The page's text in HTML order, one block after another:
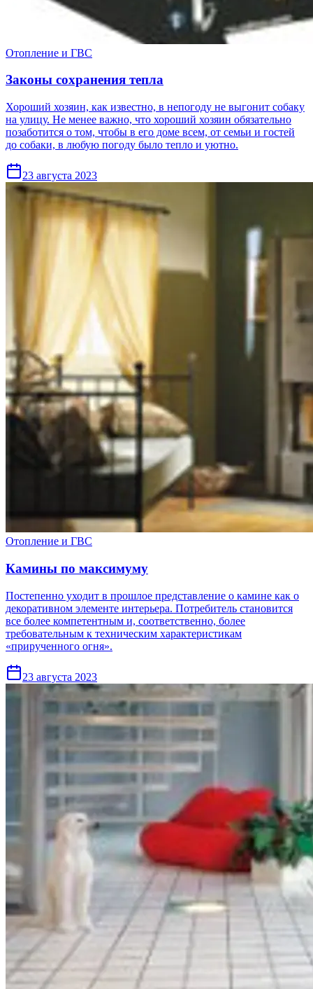
Отопление и ГВС
Законы сохранения тепла
Хороший хозяин, как известно, в непогоду не выгонит собаку
на улицу. Не менее важно, что хороший хозяин обязательно
позаботится о том, чтобы в его доме всем, от семьи и гостей
до собаки, в любую погоду было тепло и уютно.
23 августа 2023
Отопление и ГВС
Камины по максимуму
Постепенно уходит в прошлое представление о камине как о
декоративном элементе интерьера. Потребитель становится
все более компетентным и, соответственно, более
требовательным к техническим характеристикам
«прирученного огня».
23 августа 2023